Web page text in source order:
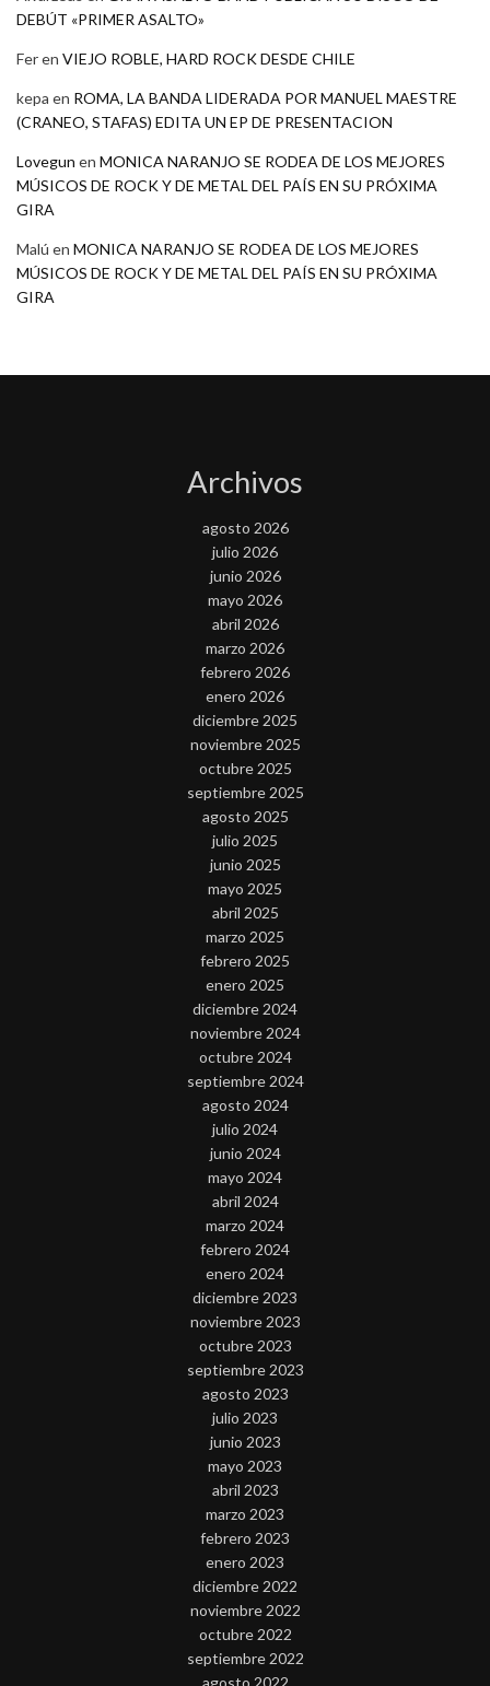
DEBÚT «PRIMER ASALTO»
Feren VIEJO ROBLE, HARD ROCK DESDE CHILE
kepa en ROMA, LA BANDA LIDERADA POR MANUEL MAESTRE
(CRANEO, STAFAS) EDITA UN EP DE PRESENTACION
Lovegun en MONICA NARANJO SE RODEA DE LOS MEJORES
MÚSICOS DE ROCK Y DE METAL DEL PAÍS EN SU PRÓXIMA
GIRA
Malú en MONICA NARANJO SE RODEA DE LOS MEJORES
MÚSICOS DE ROCK Y DE METAL DEL PAÍS EN SU PRÓXIMA
GIRA
Archivos
agosto 2026
julio 2026
junio 2026
mayo 2026
abril 2026
marzo 2026
febrero 2026
enero 2026
diciembre 2025
noviembre 2025
octubre 2025
septiembre 2025
agosto 2025
julio 2025
junio 2025
mayo 2025
abril 2025
marzo 2025
febrero 2025
enero 2025
diciembre 2024
noviembre 2024
octubre 2024
septiembre 2024
agosto 2024
julio 2024
junio 2024
mayo 2024
abril 2024
marzo 2024
febrero 2024
enero 2024
diciembre 2023
noviembre 2023
octubre 2023
septiembre 2023
agosto 2023
julio 2023
junio 2023
mayo 2023
abril 2023
marzo 2023
febrero 2023
enero 2023
diciembre 2022
noviembre 2022
octubre 2022
septiembre 2022